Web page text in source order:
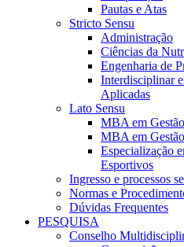
Pautas e Atas
Stricto Sensu
Administração
Ciências da
Engenharia de
Interdisciplinar
Aplicadas
Lato Sensu
MBA em
MBA em
Especialização
Esportivos
Ingresso e processos
Normas e
Dúvidas Frequentes
PESQUISA
Conselho